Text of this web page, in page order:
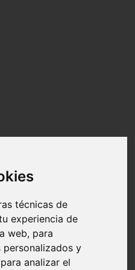
técnicas de
experiencia de
web, para
y
analizar el
del-teide